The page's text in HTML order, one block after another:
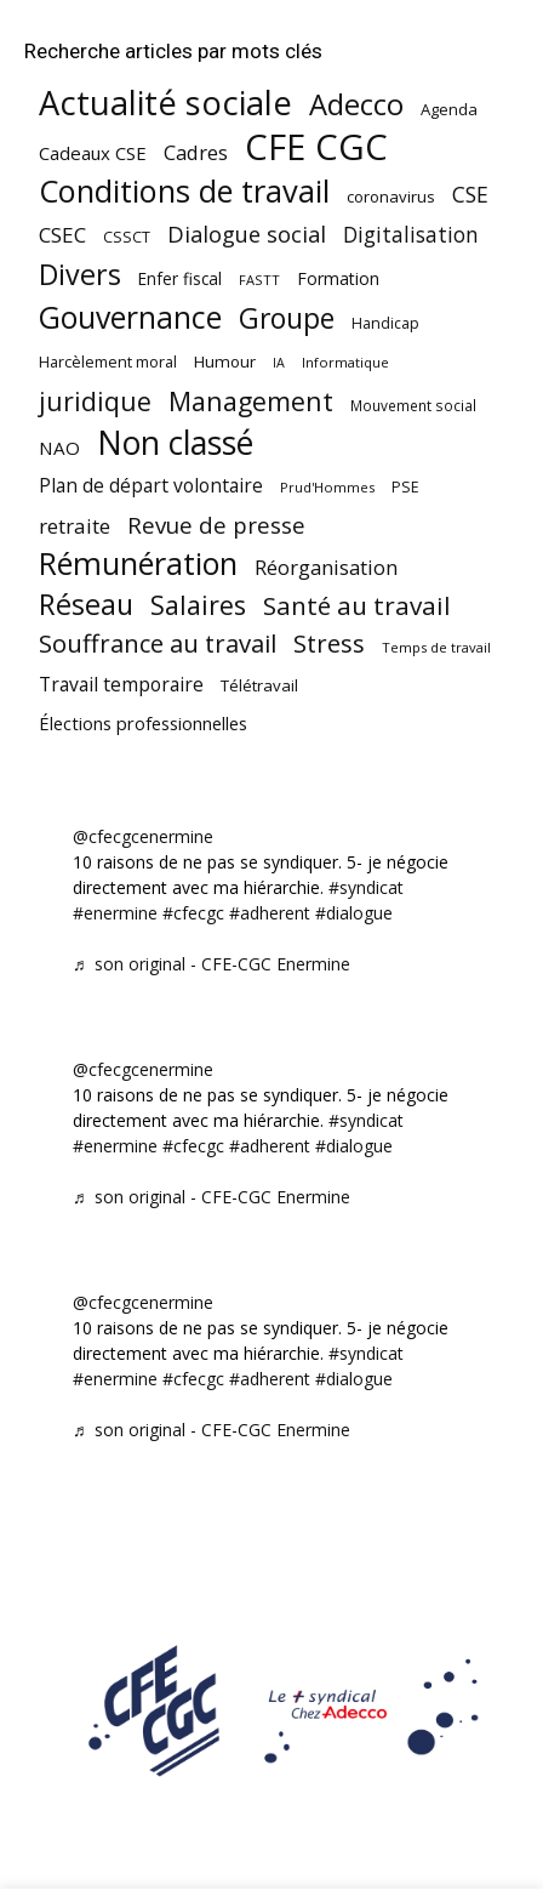
Recherche articles par mots clés
Actualité sociale Adecco Agenda
Cadeaux CSE Cadres CFE CGC
Conditions de travail coronavirus CSE
CSEC CSSCT Dialogue social Digitalisation
Divers Enfer fiscal FASTT Formation
Gouvernance Groupe Handicap
Harcèlement moral Humour IA Informatique
juridique Management Mouvement social
NAO Non classé
Plan de départ volontaire Prud'Hommes PSE
retraite Revue de presse
Rémunération Réorganisation
Réseau Salaires Santé au travail
Souffrance au travail Stress Temps de travail
Travail temporaire Télétravail
Élections professionnelles
@cfecgcenermine
10 raisons de ne pas se syndiquer. 5- je négocie
directement avec ma hiérarchie. #syndicat
#enermine #cfecgc #adherent #dialogue
♬ son original - CFE-CGC Enermine
@cfecgcenermine
10 raisons de ne pas se syndiquer. 5- je négocie
directement avec ma hiérarchie. #syndicat
#enermine #cfecgc #adherent #dialogue
♬ son original - CFE-CGC Enermine
@cfecgcenermine
10 raisons de ne pas se syndiquer. 5- je négocie
directement avec ma hiérarchie. #syndicat
#enermine #cfecgc #adherent #dialogue
♬ son original - CFE-CGC Enermine